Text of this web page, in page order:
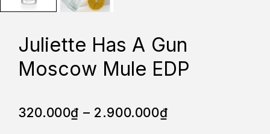
Juliette Has A Gun
Moscow Mule EDP
320.000₫ – 2.900.000₫